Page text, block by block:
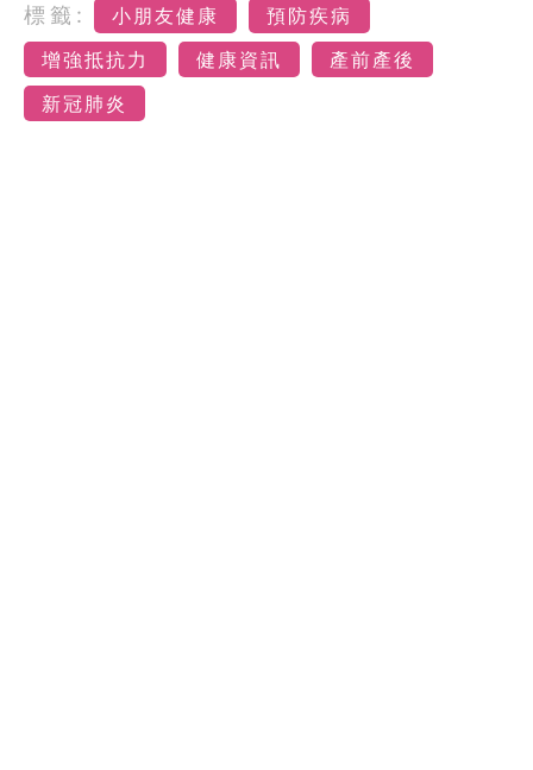
標籤: 小朋友健康
預防疾病
增強抵抗力
健康資訊
產前產後
新冠肺炎